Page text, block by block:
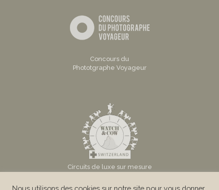
Concours du
Phototgraphe Voyageur
Circuits de luxe sur mesure
Nous utilisons des cookies sur notre site pour vous donner